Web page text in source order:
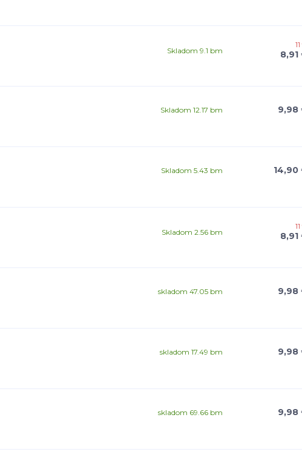
8,91
Skladom 9.1 bm
9,98
Skladom 12.17 bm
14,90
Skladom 5.43 bm
8,91
Skladom 2.56 bm
9,98
skladom 47.05 bm
9,98
skladom 17.49 bm
9,98
skladom 69.66 bm